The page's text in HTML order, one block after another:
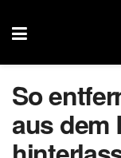
So
aus dem